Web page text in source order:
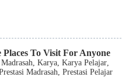
Places To Visit For Anyone
Karya Karya Pelajar
Madrasah Prestasi Pelajar